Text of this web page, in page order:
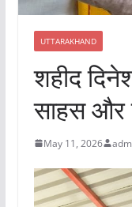
UTTARAKHAND
शहीद
साहस और
May 11, 2026